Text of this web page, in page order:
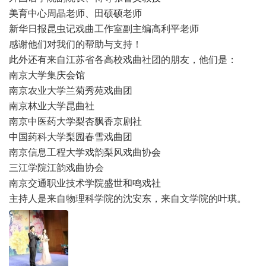
美育中心周晶老师、田硕硕老师
新华日报昆虫记戏曲工作室副主编高利平老师
感谢他们对我们的帮助与支持！
此外还有来自江苏省各高校戏曲社团的朋友，他们是：
南京大学集庆会馆
南京农业大学兰菊秀苑戏曲团
南京林业大学昆曲社
南京中医药大学梨杏飘香京剧社
中国药科大学梨园春雪戏曲团
南京信息工程大学戏韵梨风戏曲协会
三江学院江韵戏曲协会
南京交通职业技术学院盛世和鸣戏社
主持人是来自物理科学院的沈安东，来自文学院的叶琪。